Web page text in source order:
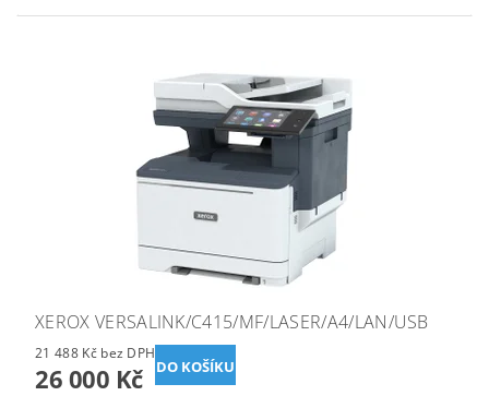
XEROX VERSALINK/C415/MF/LASER/A4/LAN/USB
21 488 Kč bez DPH
26 000 Kč